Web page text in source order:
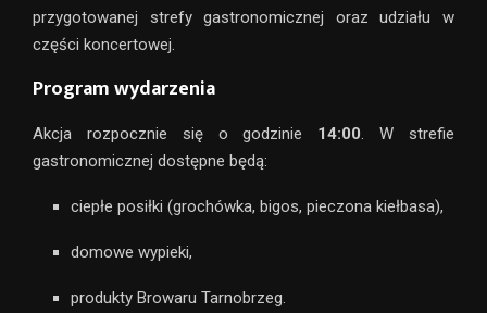
przygotowanej strefy gastronomicznej oraz udziału w
części koncertowej.
Program wydarzenia
Akcja rozpocznie się o godzinie 14:00. W strefie
gastronomicznej dostępne będą:
ciepłe posiłki (grochówka, bigos, pieczona kiełbasa),
domowe wypieki,
produkty Browaru Tarnobrzeg.